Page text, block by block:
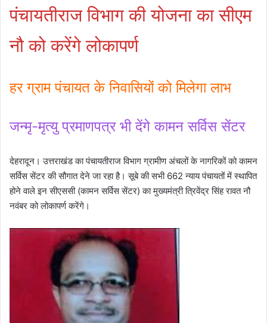
पंचायतीराज विभाग की योजना का सीएम
नौ को करेंगे लोकापर्ण
हर ग्राम पंचायत के निवासियों को मिलेगा लाभ
जन्मृ-मृत्यु प्रमाणपत्र भी देंगे कामन सर्विस सेंटर
देहरादून। उत्तराखंड का पंचायतीराज विभाग ग्रामीण अंचलों के नागरिकों को कामन
सर्विस सेंटर की सौगात देने जा रहा है। सूबे की सभी 662 न्याय पंचायतों में स्थापित
होने वाले इन सीएससी (कामन सर्विस सेंटर) का मुख्यमंत्री त्रिवेंद्र सिंह रावत नौ
नवंबर को लोकापर्ण करेंगे।